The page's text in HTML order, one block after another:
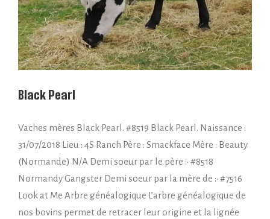
Black Pearl
Vaches mères Black Pearl. #8519 Black Pearl. Naissance :
31/07/2018 Lieu : 4S Ranch Père : Smackface Mère : Beauty
(Normande) N/A Demi soeur par le père :• #8518
Normandy Gangster Demi soeur par la mère de :• #7516
Look at Me Arbre généalogique L’arbre généalogique de
nos bovins permet de retracer leur origine et la lignée